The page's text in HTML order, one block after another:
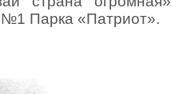
Парка «Патриот».